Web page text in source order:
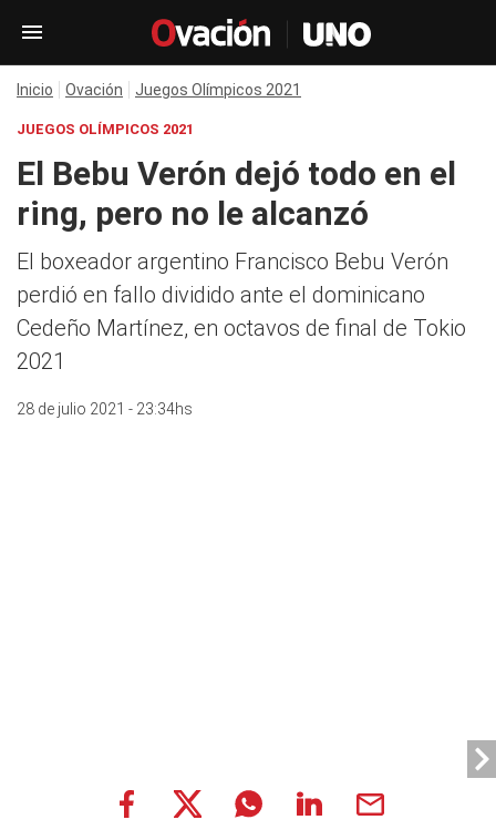
Inicio Ovación Juegos Olímpicos 2021
JUEGOS OLÍMPICOS 2021
El Bebu Verón dejó todo en el
ring, pero no le alcanzó
El boxeador argentino Francisco Bebu Verón
perdió en fallo dividido ante el dominicano
Cedeño Martínez, en octavos de final de Tokio
2021
28 de julio 2021 - 23:34hs